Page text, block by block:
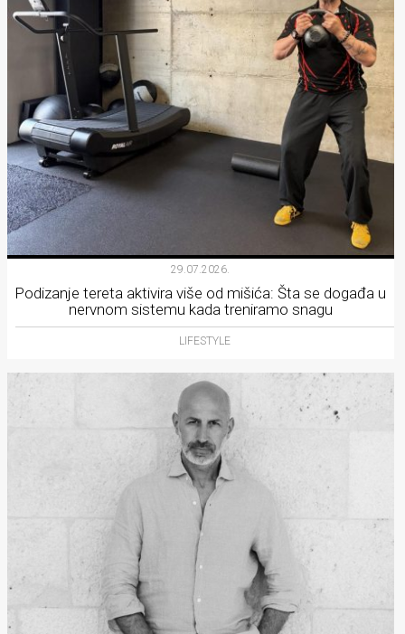
29.07.2026.
Podizanje tereta aktivira više od mišića: Šta se događa u
nervnom sistemu kada treniramo snagu
LIFESTYLE